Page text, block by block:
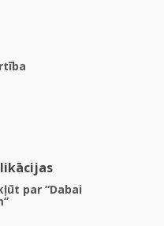
par “Dabai